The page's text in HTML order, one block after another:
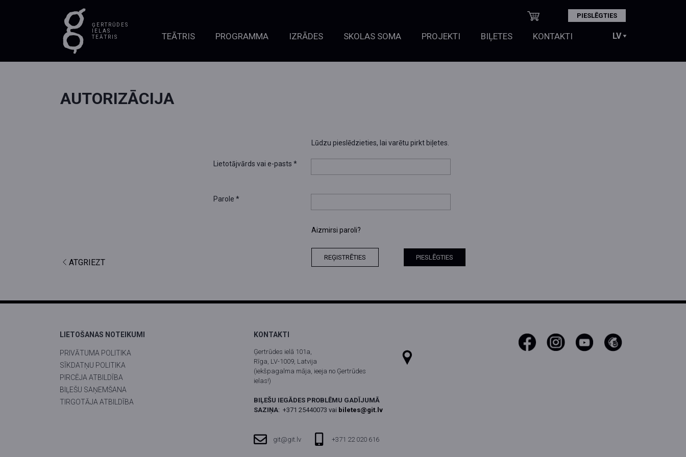
ĢERTRŪDES
IELAS
TEĀTRIS
PIESLĒGTIES
TEĀTRIS PROGRAMMA IZRĀDES SKOLAS SOMA PROJEKTI BIĻETES KONTAKTI
AUTORIZĀCIJA
Lūdzu pieslēdzieties, lai varētu pirkt biļetes.
Lietotājvārds vai e-pasts *
Parole *
Aizmirsi paroli?
REĢISTRĒTIES PIESLĒGTIES
ATGRIEZT
LIETOŠANAS NOTEIKUMI
PRIVĀTUMA POLITIKA
SĪKDATŅU POLITIKA
PIRCĒJA ATBILDĪBA
BIĻEŠU SAŅEMŠANA
TIRGOTĀJA ATBILDĪBA
KONTAKTI
Ģertrūdes ielā 101a,
Rīga, LV-1009, Latvija
(iekšpagalma māja, ieeja no Ģertrūdes
ielas!)
BIĻEŠU IEGĀDES PROBLĒMU GADĪJUMĀ
SAZIŅA: +371 25440073 vai biletes@git.lv
git@git.lv +371 22 020 616